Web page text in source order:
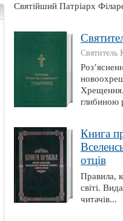
Святійший Патріарх
Святитель
Хрещення.
глибиною
Книга
отців
Правила,
світі.
читачів...